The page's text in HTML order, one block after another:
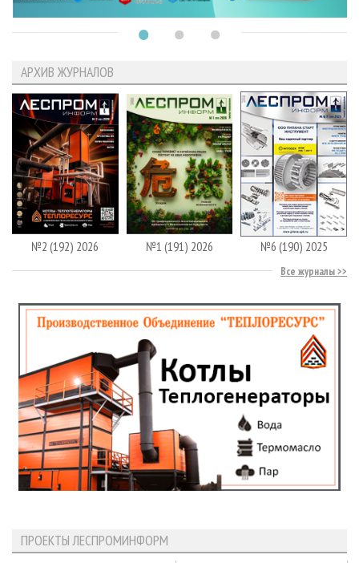
АРХИВ ЖУРНАЛОВ
№2 (192) 2026 №1 (191) 2026 №6 (190) 2025
Все журналы
ПРОЕКТЫ ЛЕСПРОМИНФОРМ